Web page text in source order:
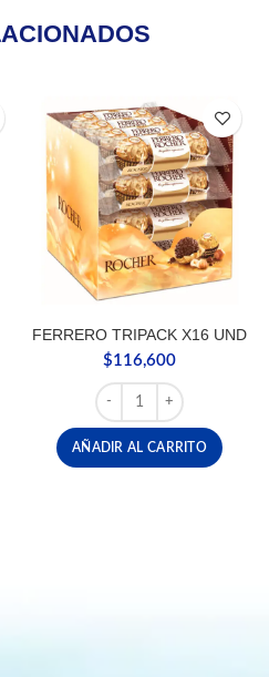
& HARVEY CITRUS FRUIT X 200G
FERRERO TRIPACK X16 UND
$116,600
FERRERO TRIPACK
AÑADIR AL CARRITO